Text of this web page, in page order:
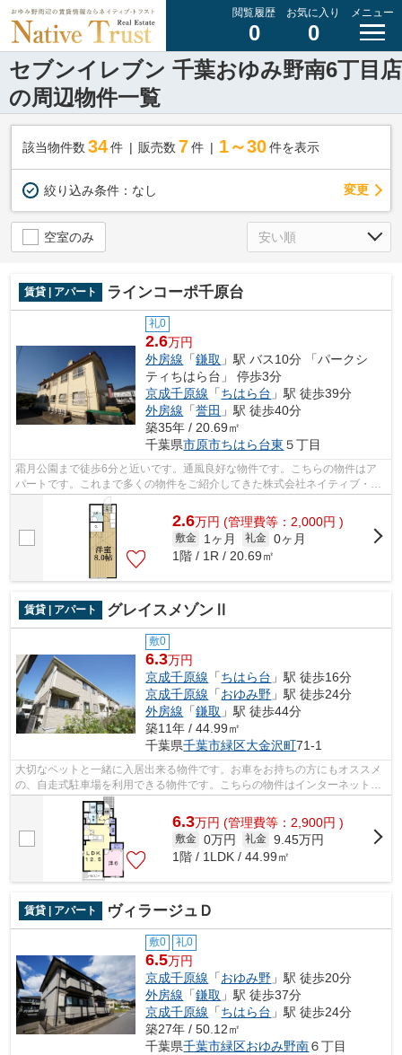
閲覧履歴
0
お気に入り
0
メニュー
セブンイレブン 千葉おゆみ野南6丁目店
の周辺物件一覧
該当物件数 34件 販売数 7 件 1～30 件を表示
絞り込み条件： なし 変更
空室のみ
賃貸 | アパート ラインコーポ千原台
礼0
2.6万円
外房線 「鎌取 」駅 バス10分 「パークシ
ティちはら台」 停歩3分
京成千原線 「ちはら台 」駅 徒歩39分
外房線 「誉田 」駅 徒歩40分
築35年 / 20.69㎡
千葉県市原市ちはら台東 ５丁目
霜月公園まで徒歩6分と近いです。通風良好な物件です。こちらの物件はア
パートです。これまで多くの物件をご紹介してきた株式会社ネイティブ・ト
ラストだからこそ、ご紹介できる物件が...
2.6万円 (管理費等：2,000円 )
敷金 1ヶ月 礼金 0ヶ月
1階 / 1R / 20.69㎡
賃貸 | アパート グレイスメゾンⅡ
敷0
6.3万円
京成千原線 「ちはら台 」駅 徒歩16分
京成千原線 「おゆみ野 」駅 徒歩24分
外房線 「鎌取 」駅 徒歩44分
築11年 / 44.99㎡
千葉県千葉市緑区大金沢町71-1
大切なペットと一緒に入居出来る物件です。お車をお持ちの方にもオススメ
の、自走式駐車場を利用できる物件です。こちらの物件はインターネットを
ご利用いただけます。株式会社ネイテ...
6.3万円 (管理費等：2,900円 )
敷金 0万円 礼金 9.45万円
1階 / 1LDK / 44.99㎡
賃貸 | アパート ヴィラージュＤ
敷0 礼0
6.5万円
京成千原線 「おゆみ野 」駅 徒歩20分
外房線 「鎌取 」駅 徒歩37分
京成千原線 「ちはら台 」駅 徒歩24分
築27年 / 50.12㎡
千葉県千葉市緑区おゆみ野南６丁目